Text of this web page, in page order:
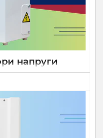
напруги
чи бізнесу